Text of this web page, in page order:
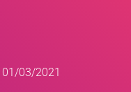
01/03/2021